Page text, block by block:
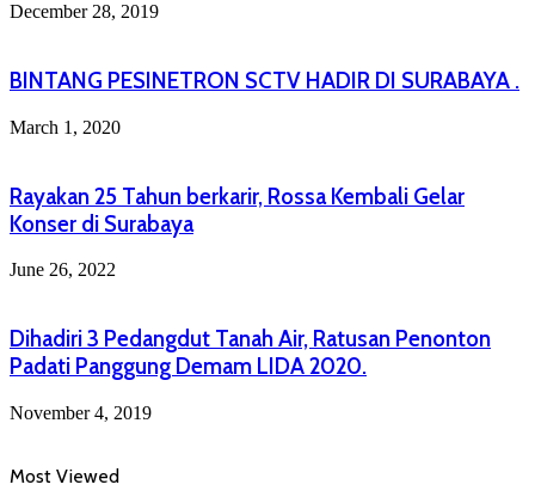
December 28, 2019
BINTANG PESINETRON SCTV HADIR DI SURABAYA .
March 1, 2020
Rayakan 25 Tahun berkarir, Rossa Kembali Gelar
Konser di Surabaya
June 26, 2022
Dihadiri 3 Pedangdut Tanah Air, Ratusan Penonton
Padati Panggung Demam LIDA 2020.
November 4, 2019
Most Viewed